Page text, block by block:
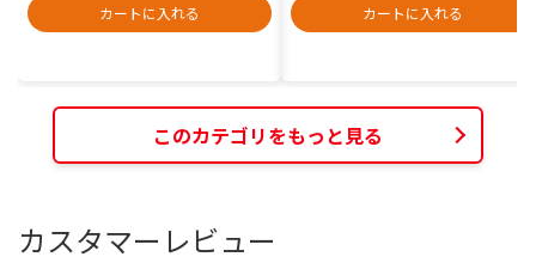
カートに入れる
カートに入れる
このカテゴリをもっと見る
カスタマーレビュー